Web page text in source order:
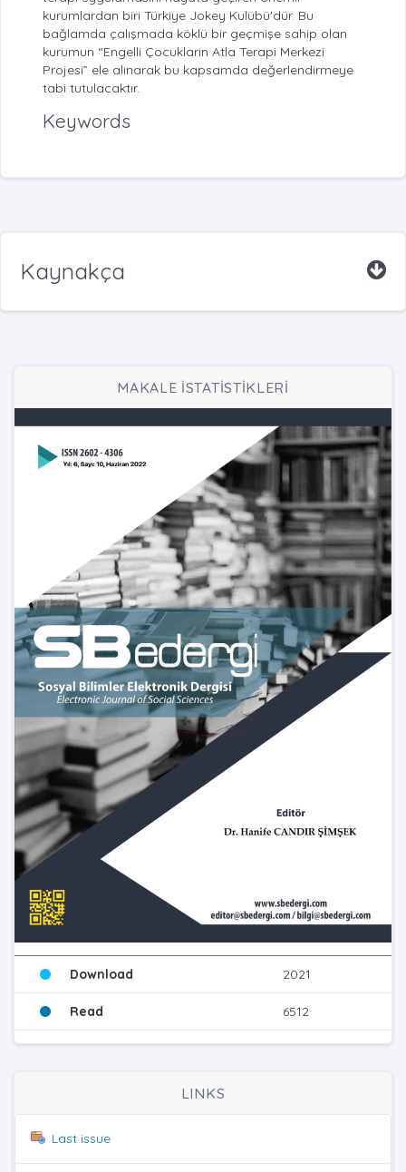
kurumlardan biri Türkiye Jokey Kulübü'dür. Bu
bağlamda çalışmada köklü bir geçmişe sahip olan
kurumun “Engelli Çocukların Atla Terapi Merkezi
Projesi” ele alınarak bu kapsamda değerlendirmeye
tabi tutulacaktır.
Keywords
Kaynakça
MAKALE İSTATİSTİKLERİ
Download 2021
Read 6512
LINKS
Last issue